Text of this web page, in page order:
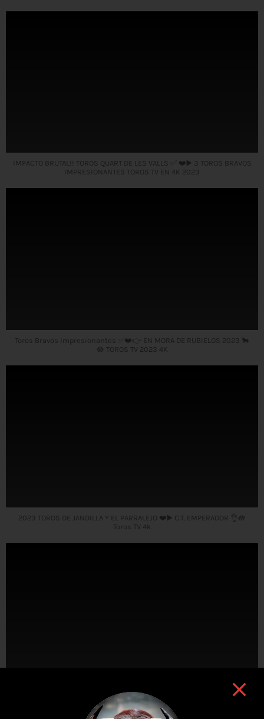
IMPACTO BRUTAL!! TOROS QUART DE LES VALLS ✅ ❤️▶️ 3 TOROS BRAVOS
IMPRESIONANTES TOROS TV EN 4K 2023
Toros Bravos Impresionantes ✅❤️👉 EN MORA DE RUBIELOS 2023 🐂
🪷 TOROS TV 2023 4K
2023 TOROS DE JANDILLA Y EL PARRALEJO ❤️▶️ C.T. EMPERADOR 👌🪷
Toros TV 4k
TOROS HOY Paiporta 2023 🐂▶️✅ Toros Coloraos de El Cortijillo 🪷
toros hoy 4k